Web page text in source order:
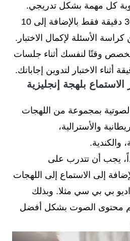
كل مهمة بشكل تدريجي.
وإجمالاً، سيكون لديك 30 دقيقة فقط بالإضافة إلى 10
الأسئلة لإكمال الاختبار.
وقتًا لنفسك أثناء جلسات
أثناء الاختبار لتدوين إجاباتك.
الاستماع بلهجة إنجليزية
بمجموعة من اللهجات
والأسترالية،
والكندية.
يجب أن تتدرب على
إلى الاستماع إلى اللهجات
بي بي سي مثلا. وبذلك
محتوى الصوت بشكل أفضل